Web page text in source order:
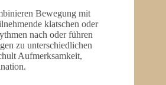
Bewegung mit
klatschen oder
nach oder führen
zu unterschiedlichen
Aufmerksamkeit,